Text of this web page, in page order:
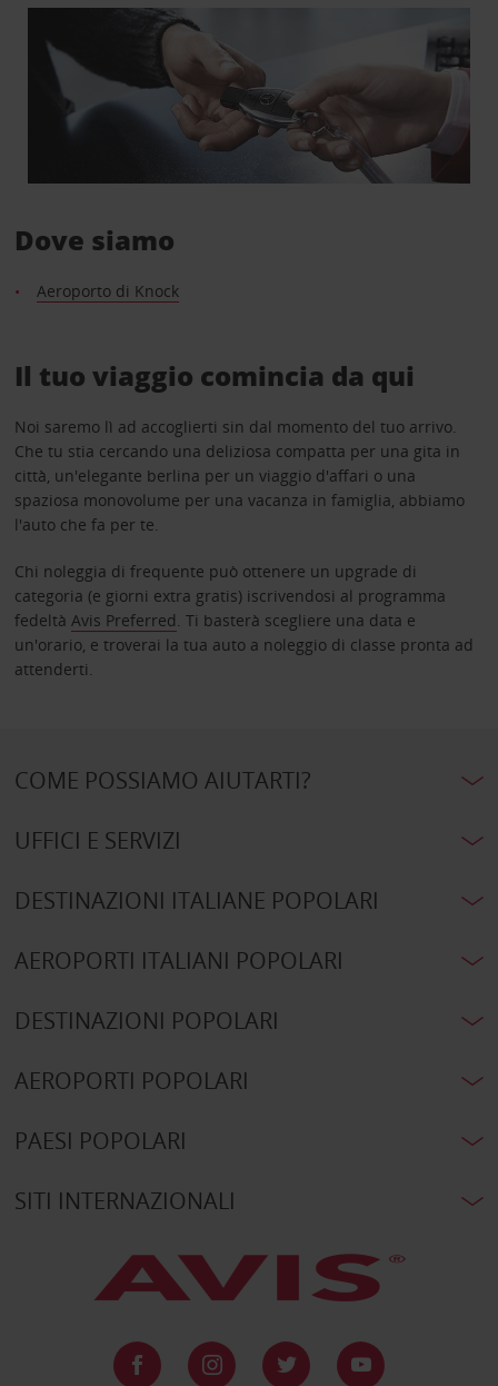
Dove siamo
Aeroporto di Knock
Il tuo viaggio comincia da qui
Noi saremo lì ad accoglierti sin dal momento del tuo arrivo.
Che tu stia cercando una deliziosa compatta per una gita in
città, un'elegante berlina per un viaggio d'affari o una
spaziosa monovolume per una vacanza in famiglia, abbiamo
l'auto che fa per te.
Chi noleggia di frequente può ottenere un upgrade di
categoria (e giorni extra gratis) iscrivendosi al programma
fedeltà Avis Preferred. Ti basterà scegliere una data e
un'orario, e troverai la tua auto a noleggio di classe pronta ad
attenderti.
COME POSSIAMO AIUTARTI?
UFFICI E SERVIZI
DESTINAZIONI ITALIANE POPOLARI
AEROPORTI ITALIANI POPOLARI
DESTINAZIONI POPOLARI
AEROPORTI POPOLARI
PAESI POPOLARI
SITI INTERNAZIONALI